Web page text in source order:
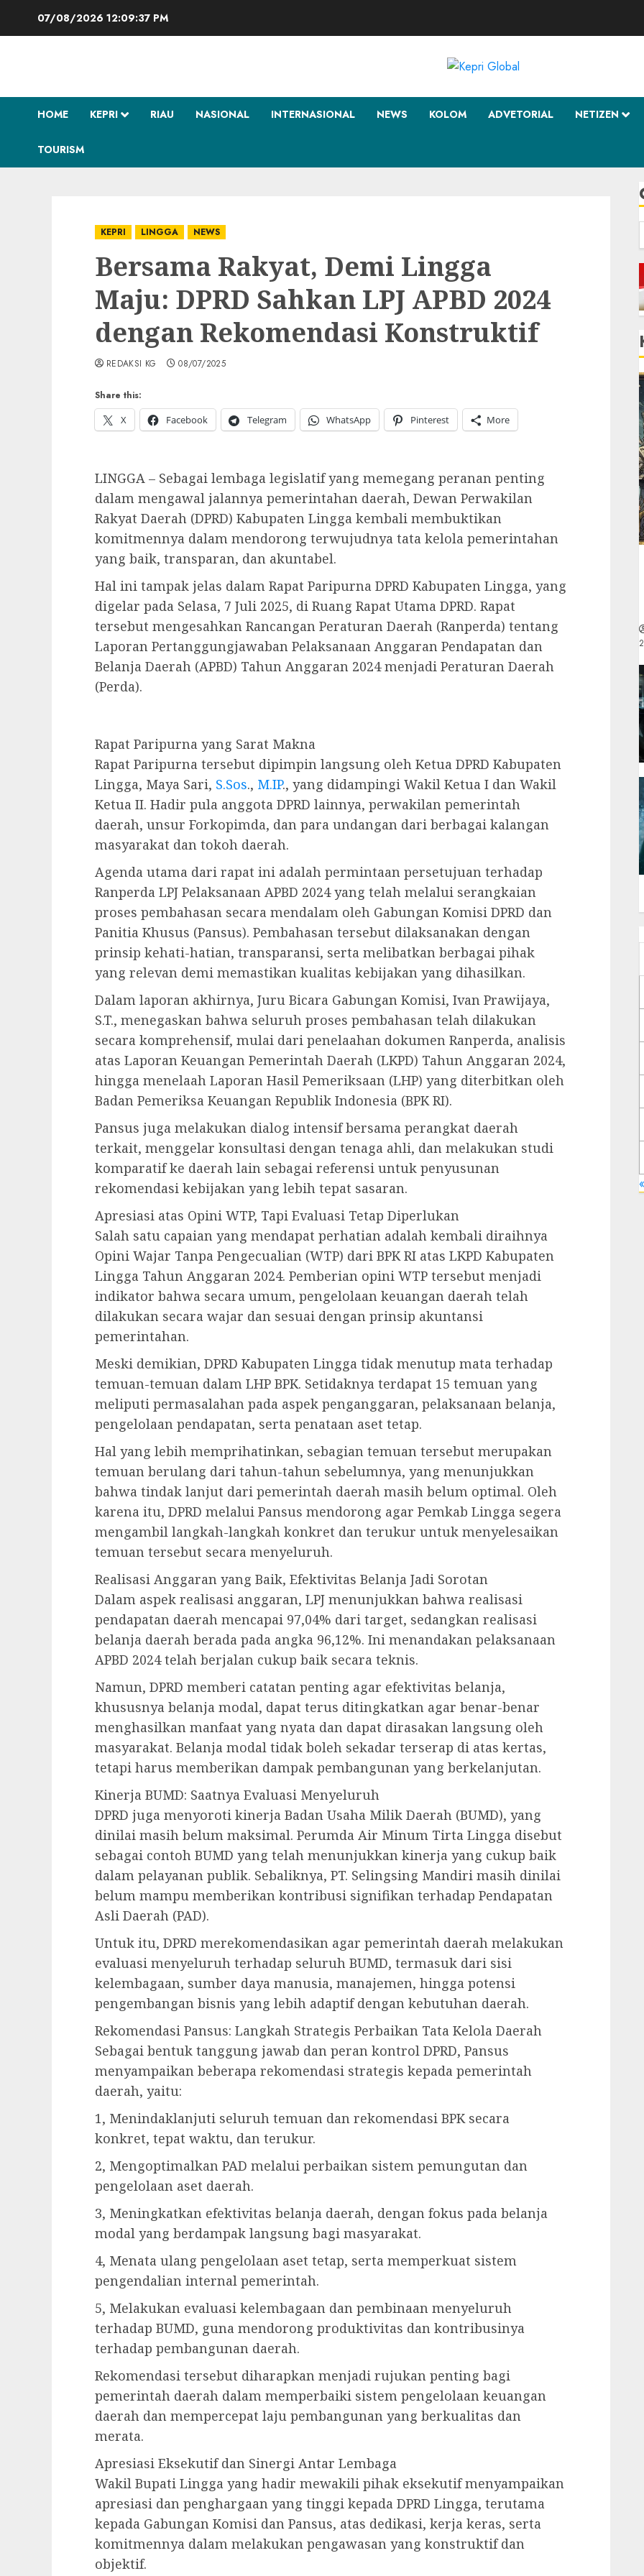
07/08/2026 12:09:38 PM
HOME KEPRI RIAU NASIONAL INTERNASIONAL NEWS KOLOM ADVETORIAL NETIZEN
TOURISM
KEPRI LINGGA NEWS
Bersama Rakyat, Demi Lingga
Maju: DPRD Sahkan LPJ APBD 2024
dengan Rekomendasi Konstruktif
Share this:
X
Facebook Telegram WhatsApp Pinterest More
REDAKSI KG 08/07/2025
LINGGA – Sebagai lembaga legislatif yang memegang peranan penting
dalam mengawal jalannya pemerintahan daerah, Dewan Perwakilan
Rakyat Daerah (DPRD) Kabupaten Lingga kembali membuktikan
komitmennya dalam mendorong terwujudnya tata kelola pemerintahan
yang baik, transparan, dan akuntabel.
Hal ini tampak jelas dalam Rapat Paripurna DPRD Kabupaten Lingga, yang
digelar pada Selasa, 7 Juli 2025, di Ruang Rapat Utama DPRD. Rapat
tersebut mengesahkan Rancangan Peraturan Daerah (Ranperda) tentang
Laporan Pertanggungjawaban Pelaksanaan Anggaran Pendapatan dan
Belanja Daerah (APBD) Tahun Anggaran 2024 menjadi Peraturan Daerah
(Perda).
Rapat Paripurna yang Sarat Makna
Rapat Paripurna tersebut dipimpin langsung oleh Ketua DPRD Kabupaten
Lingga, Maya Sari, S.Sos., M.IP., yang didampingi Wakil Ketua I dan Wakil
Ketua II. Hadir pula anggota DPRD lainnya, perwakilan pemerintah
daerah, unsur Forkopimda, dan para undangan dari berbagai kalangan
masyarakat dan tokoh daerah.
Agenda utama dari rapat ini adalah permintaan persetujuan terhadap
Ranperda LPJ Pelaksanaan APBD 2024 yang telah melalui serangkaian
proses pembahasan secara mendalam oleh Gabungan Komisi DPRD dan
Panitia Khusus (Pansus). Pembahasan tersebut dilaksanakan dengan
prinsip kehati-hatian, transparansi, serta melibatkan berbagai pihak
yang relevan demi memastikan kualitas kebijakan yang dihasilkan.
Dalam laporan akhirnya, Juru Bicara Gabungan Komisi, Ivan Prawijaya,
S.T., menegaskan bahwa seluruh proses pembahasan telah dilakukan
secara komprehensif, mulai dari penelaahan dokumen Ranperda, analisis
atas Laporan Keuangan Pemerintah Daerah (LKPD) Tahun Anggaran 2024,
hingga menelaah Laporan Hasil Pemeriksaan (LHP) yang diterbitkan oleh
Badan Pemeriksa Keuangan Republik Indonesia (BPK RI).
Pansus juga melakukan dialog intensif bersama perangkat daerah
terkait, menggelar konsultasi dengan tenaga ahli, dan melakukan studi
komparatif ke daerah lain sebagai referensi untuk penyusunan
rekomendasi kebijakan yang lebih tepat sasaran.
Apresiasi atas Opini WTP, Tapi Evaluasi Tetap Diperlukan
Salah satu capaian yang mendapat perhatian adalah kembali diraihnya
Opini Wajar Tanpa Pengecualian (WTP) dari BPK RI atas LKPD Kabupaten
Lingga Tahun Anggaran 2024. Pemberian opini WTP tersebut menjadi
indikator bahwa secara umum, pengelolaan keuangan daerah telah
dilakukan secara wajar dan sesuai dengan prinsip akuntansi
pemerintahan.
Meski demikian, DPRD Kabupaten Lingga tidak menutup mata terhadap
temuan-temuan dalam LHP BPK. Setidaknya terdapat 15 temuan yang
meliputi permasalahan pada aspek penganggaran, pelaksanaan belanja,
pengelolaan pendapatan, serta penataan aset tetap.
Hal yang lebih memprihatinkan, sebagian temuan tersebut merupakan
temuan berulang dari tahun-tahun sebelumnya, yang menunjukkan
bahwa tindak lanjut dari pemerintah daerah masih belum optimal. Oleh
karena itu, DPRD melalui Pansus mendorong agar Pemkab Lingga segera
mengambil langkah-langkah konkret dan terukur untuk menyelesaikan
temuan tersebut secara menyeluruh.
Realisasi Anggaran yang Baik, Efektivitas Belanja Jadi Sorotan
Dalam aspek realisasi anggaran, LPJ menunjukkan bahwa realisasi
pendapatan daerah mencapai 97,04% dari target, sedangkan realisasi
belanja daerah berada pada angka 96,12%. Ini menandakan pelaksanaan
APBD 2024 telah berjalan cukup baik secara teknis.
Namun, DPRD memberi catatan penting agar efektivitas belanja,
khususnya belanja modal, dapat terus ditingkatkan agar benar-benar
menghasilkan manfaat yang nyata dan dapat dirasakan langsung oleh
masyarakat. Belanja modal tidak boleh sekadar terserap di atas kertas,
tetapi harus memberikan dampak pembangunan yang berkelanjutan.
Kinerja BUMD: Saatnya Evaluasi Menyeluruh
DPRD juga menyoroti kinerja Badan Usaha Milik Daerah (BUMD), yang
dinilai masih belum maksimal. Perumda Air Minum Tirta Lingga disebut
sebagai contoh BUMD yang telah menunjukkan kinerja yang cukup baik
dalam pelayanan publik. Sebaliknya, PT. Selingsing Mandiri masih dinilai
belum mampu memberikan kontribusi signifikan terhadap Pendapatan
Asli Daerah (PAD).
Untuk itu, DPRD merekomendasikan agar pemerintah daerah melakukan
evaluasi menyeluruh terhadap seluruh BUMD, termasuk dari sisi
kelembagaan, sumber daya manusia, manajemen, hingga potensi
pengembangan bisnis yang lebih adaptif dengan kebutuhan daerah.
Rekomendasi Pansus: Langkah Strategis Perbaikan Tata Kelola Daerah
Sebagai bentuk tanggung jawab dan peran kontrol DPRD, Pansus
menyampaikan beberapa rekomendasi strategis kepada pemerintah
daerah, yaitu:
1, Menindaklanjuti seluruh temuan dan rekomendasi BPK secara
konkret, tepat waktu, dan terukur.
2, Mengoptimalkan PAD melalui perbaikan sistem pemungutan dan
pengelolaan aset daerah.
3, Meningkatkan efektivitas belanja daerah, dengan fokus pada belanja
modal yang berdampak langsung bagi masyarakat.
4, Menata ulang pengelolaan aset tetap, serta memperkuat sistem
pengendalian internal pemerintah.
5, Melakukan evaluasi kelembagaan dan pembinaan menyeluruh
terhadap BUMD, guna mendorong produktivitas dan kontribusinya
terhadap pembangunan daerah.
Rekomendasi tersebut diharapkan menjadi rujukan penting bagi
pemerintah daerah dalam memperbaiki sistem pengelolaan keuangan
daerah dan mempercepat laju pembangunan yang berkualitas dan
merata.
Apresiasi Eksekutif dan Sinergi Antar Lembaga
Wakil Bupati Lingga yang hadir mewakili pihak eksekutif menyampaikan
apresiasi dan penghargaan yang tinggi kepada DPRD Lingga, terutama
kepada Gabungan Komisi dan Pansus, atas dedikasi, kerja keras, serta
komitmennya dalam melakukan pengawasan yang konstruktif dan
objektif.